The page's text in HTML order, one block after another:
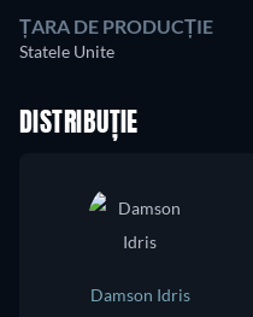
ȚARA DE PRODUCȚIE
Statele Unite
DISTRIBUȚIE
Damson Idris